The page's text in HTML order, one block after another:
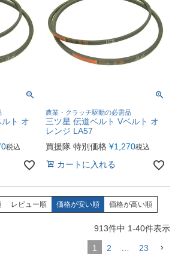
ト オ
税込
農業・クラッチ駆動の必需品
三ツ星 伝道ベルト Vベルト オ
レンジ LA57
買援隊 特別価格 ¥1,270税込
カートに入れる
レビュー順 価格が安い順 価格が高い順
913件中 1-40件表示
1 2 23